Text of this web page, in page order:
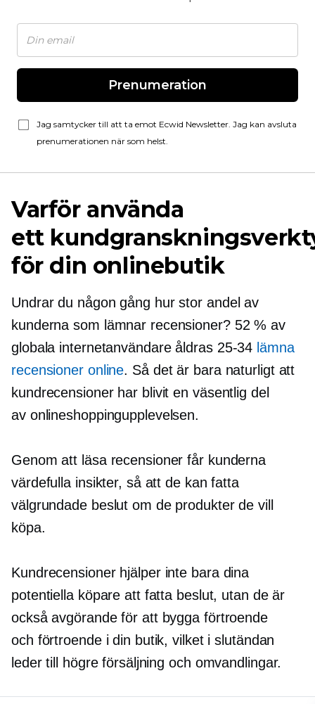
Prenumeration
Jag samtycker till att ta emot Ecwid Newsletter. Jag kan avsluta
prenumerationen när som helst.
Varför använda
ett
för din onlinebutik
Undrar du någon gång hur stor andel av
kunderna som lämnar recensioner? 52 % av
globala internetanvändare åldras 25-34 lämna
recensioner online. Så det är bara naturligt att
kundrecensioner har blivit en väsentlig del
av onlineshoppingupplevelsen.
Genom att läsa recensioner får kunderna
värdefulla insikter, så att de kan fatta
välgrundade beslut om de produkter de vill
köpa.
Kundrecensioner hjälper inte bara dina
potentiella köpare att fatta beslut, utan de är
också avgörande för att bygga förtroende
och förtroende i din butik, vilket i slutändan
leder till högre försäljning och omvandlingar.